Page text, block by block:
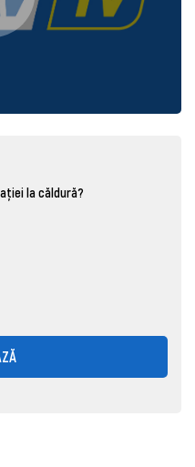
la căldură?